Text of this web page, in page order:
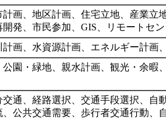
画、地区計画、住宅立地、産業立
発、市民参加、GIS、リモートセ
画、水資源計画、エネルギー計画
園・緑地、親水計画、観光・余暇
通、経路選択、交通手段選択、自
公共交通需要、歩行者交通行動、